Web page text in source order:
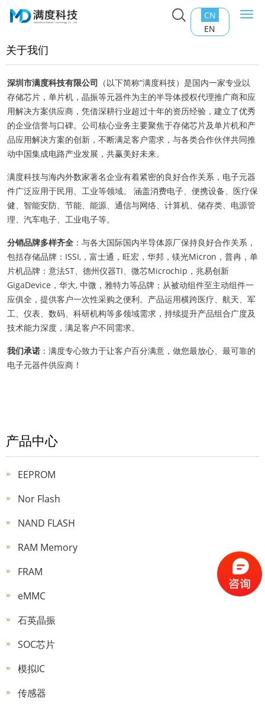
CN
EN
主页>关于我们
关于我们
深圳市满度科技有限公司 （以下简称“满度科技）是国内一家专业以
存储芯片，单片机，晶振等元器件为主的半导体授权代理推广商和应
用解决方案供应商，凭借深耕行业超过十年的资历经验，建立了优秀
的企业信誉与口碑。公司核心业务主要聚焦于存储芯片及单片机和产
品应用解决方案的创新，不断满足客户需求，与各类合作伙伴共同推
动中国集成电路产业发展，共赢美好未来。
满度科技与海内外数家著名企业有着紧密的良好合作关系，电子元器
件广泛应用于民用、工业等领域。 涵盖消费电子、便携设备、医疗保
健、智能安防、节能、能源、通信与网络、计算机、储存类、电源管
理、汽车电子、工业电子等。
分销品牌多样齐全 ：与各大国际国内半导体原厂保持良好合作关系，
包括存储品牌：ISSI,，富士通，旺宏，华邦，镁光Micron，普冉，单
片机品牌：意法ST、德州仪器TI、微芯Microchip，兆易创新
GigaDevice，华大, 中微，雅特力等品牌；从被动组件至主动组件一
应俱全，提供客户一次性采购之便利。产品运用横跨医疗、航天、军
工、仪表、数码、科研机构等多领域需求，持续提升产品组合广度及
技术能力深度，满足客户不同需求。
我们承诺 ：满度专心致力于让客户百分满意，做您最放心、最可靠的
电子元器件供应商！
产品中心
EEPROM
Nor Flash
NAND FLASH
RAM Memory
FRAM
eMMC
石英晶振
SOC芯片
模拟IC
传感器